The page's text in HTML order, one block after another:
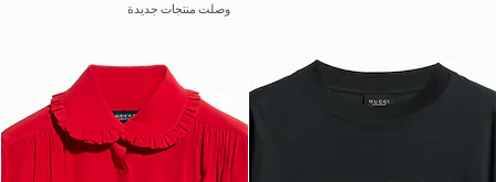
وصلت منتجات جديدة